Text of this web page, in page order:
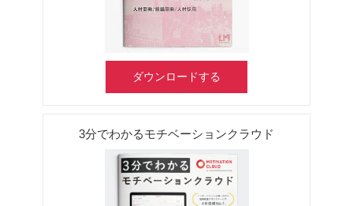
ダウンロードする
3分でわかるモチベーションクラウド